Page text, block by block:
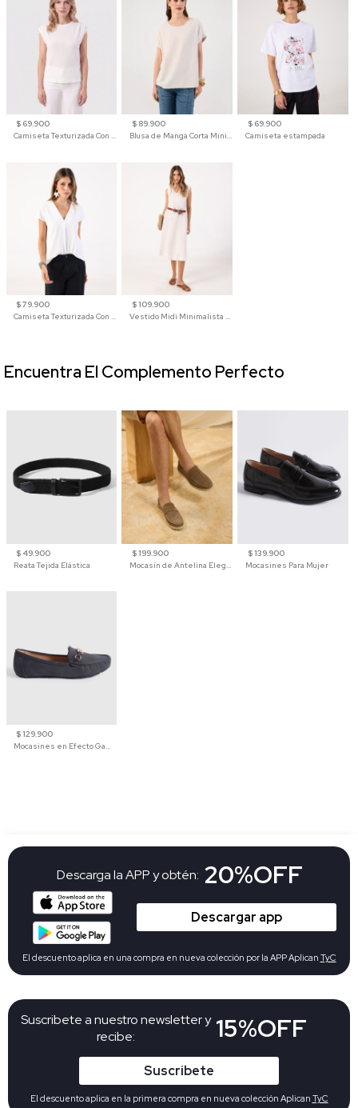
$ 69.900
Camiseta Texturizada Con Hombro Caído Para Mujer
$ 89.900
Blusa de Manga Corta Minimalista para Mujer
$ 69.900
Camiseta estampada
$ 79.900
Camiseta Texturizada Con Cuello En V Para Mujer
$ 109.900
Vestido Midi Minimalista De Silueta Amplia
$ 49.900
Reata Tejida Elástica
$ 199.900
Mocasín de Antelina Elegante con Suela de Contraste Para Hombre
$ 139.900
Mocasines Para Mujer
$ 129.900
Mocasines en Efecto Gamuzado Para Mujer
Encuentra El Complemento Perfecto
Suscribete a nuestro newsletter y
recibe:
15%OFF
Suscribete
El descuento aplica en la primera compra en nueva colección Aplican TyC
Descarga la APP y obtén: 20%OFF
Descargar app
El descuento aplica en una compra en nueva colección por la APP Aplican TyC